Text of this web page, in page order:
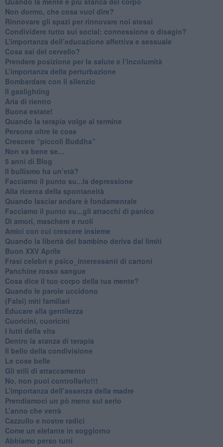
Non dormo, che cosa vuol dire?
​Rinnovare gli spazi per rinnovare noi stessi
​Condividere tutto sui social: connessione o disagio?
​L’importanza dell’educazione affettiva e sessuale
​Cosa sai del cervello?
Prendere posizione per la salute e l’incolumità
L’importanza della perturbazione
​Bombardare con il silenzio
Il gaslighting
Aria di rientro
Buona estate!
​Quando la terapia volge al termine
​Persone oltre le cose
​Crescere “piccoli Buddha”
Non va bene se…
​5 anni di Blog
​Il bullismo ha un’età?
Facciamo il punto su...la depressione
​Alla ricerca della spontaneità
​Quando lasciar andare è fondamentale
Facciamo il punto su...gli attacchi di panico
Di amori, maschere e ruoli
​Amici con cui crescere insieme
​Quando la libertà del bambino deriva dai limiti
Buon XXV Aprile
​Frasi celebri e psico_interessanti di cartoni
​Panchine rosso sangue
​Cosa dice il tuo corpo della tua mente?
​Quando le parole uccidono
​(Falsi) miti familiari
​Educare alla gentilezza
​Cuoricini, cuoricini
I lutti della vita
​Dentro la stanza di terapia
​Il bello della condivisione
Le cose belle
​Gli stili di attaccamento
No, non puoi controllarlo!!!
​L’importanza dell’assenza della madre
​Prendiamoci un pò meno sul serio
​L’anno che verrà
​Cazzullo e nostre radici
​Come un elefante in soggiorno
​Abbiamo perso tutti